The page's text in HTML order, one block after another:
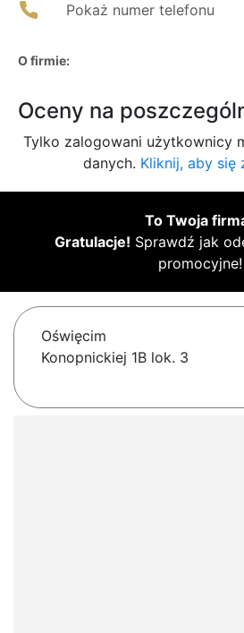
Pokaż numer telefonu
O firmie:
Oceny na
Tylko zalogowani użytkownicy
danych. Kliknij, aby się
To Twoja
Gratulacje! Sprawdź jak
promocyjne!
Oświęcim
Konopnickiej 1B lok. 3